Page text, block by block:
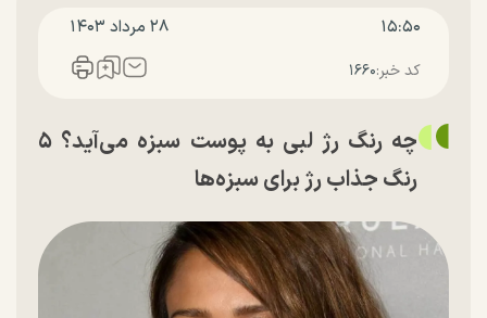
۱۵:۵۰ ۲۸ مرداد ۱۴۰۳
کد خبر:۱۶۶۰
چه رنگ رژ لبی به پوست سبزه می‌آید؟ ۵
رنگ جذاب رژ برای سبزه‌ها